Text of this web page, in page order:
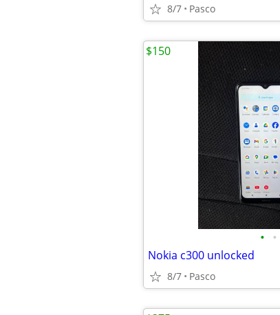
8/7 Pasco
• •
Nokia c300 unlocked
8/7 Pasco
$150